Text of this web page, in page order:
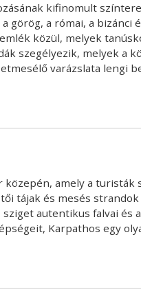
kifinomult
görög, a római, a bizánci
közül, melyek
szegélyezik, melyek a
varázslata lengi
amely a turisták
tájak és mesés
autentikus falvai és
Karpathos egy